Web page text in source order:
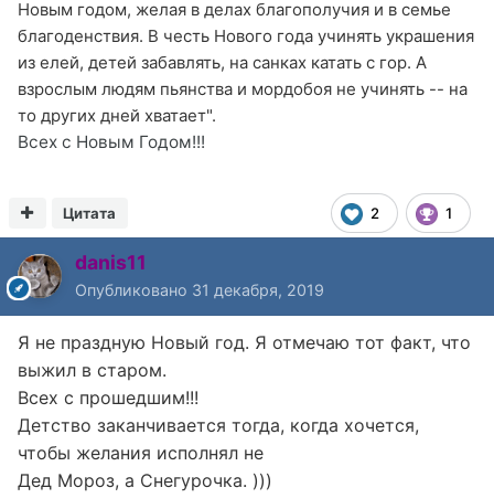
Новым годом, желая в делах благополучия и в семье
благоденствия. В честь Нового года учинять украшения
из елей, детей забавлять, на санках катать с гор. А
взрослым людям пьянства и мордобоя не учинять -- на
то других дней хватает".
Всех с Новым Годом!!!
2 1
Цитата
danis11
Опубликовано 31 декабря, 2019
Я не праздную Новый год. Я отмечаю тот факт, что
выжил в старом.
Всех с прошедшим!!!
Детство заканчивается тогда, когда хочется,
чтобы желания исполнял не
Дед Мороз, а Снегурочка. )))